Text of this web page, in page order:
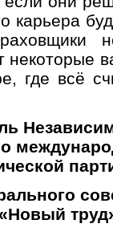
карьера
где всё